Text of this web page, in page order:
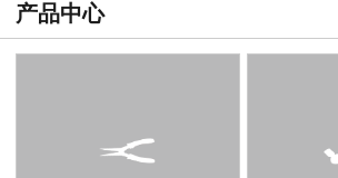
产品中心